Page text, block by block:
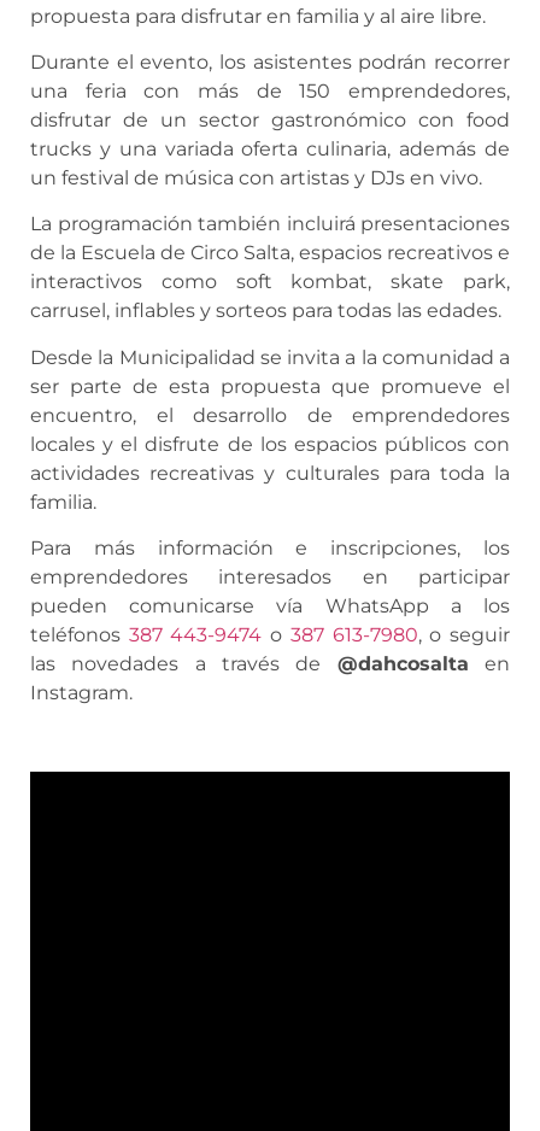
propuesta para disfrutar en familia y al aire libre.
Durante el evento, los asistentes podrán recorrer
una feria con más de 150 emprendedores,
disfrutar de un sector gastronómico con food
trucks y una variada oferta culinaria, además de
un festival de música con artistas y DJs en vivo.
La programación también incluirá presentaciones
de la Escuela de Circo Salta, espacios recreativos e
interactivos como soft kombat, skate park,
carrusel, inflables y sorteos para todas las edades.
Desde la Municipalidad se invita a la comunidad a
ser parte de esta propuesta que promueve el
encuentro, el desarrollo de emprendedores
locales y el disfrute de los espacios públicos con
actividades recreativas y culturales para toda la
familia.
Para más información e inscripciones, los
emprendedores interesados en participar
pueden comunicarse vía WhatsApp a los
teléfonos 387 443-9474 o 387 613-7980, o seguir
las novedades a través de @dahcosalta en
Instagram.